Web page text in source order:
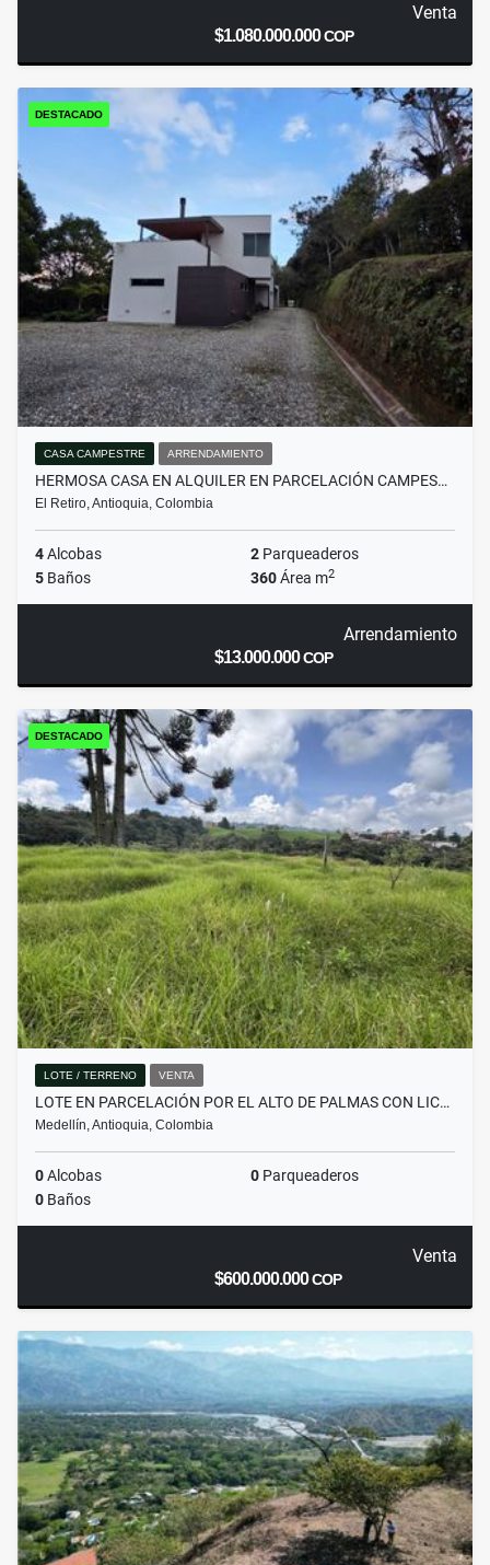
Venta
$1.080.000.000COP
DESTACADO
CASA CAMPESTRE ARRENDAMIENTO
HERMOSA CASA EN ALQUILER EN PARCELACIÓN CAMPES…
El Retiro, Antioquia, Colombia
4Alcobas 2 Parqueaderos
5 Baños 360Área m2
Arrendamiento
$13.000.000COP
DESTACADO
LOTE / TERRENO VENTA
LOTE EN PARCELACIÓN POR EL ALTO DE PALMAS CON LIC…
Medellín, Antioquia, Colombia
0Alcobas 0 Parqueaderos
0 Baños
Venta
$600.000.000COP